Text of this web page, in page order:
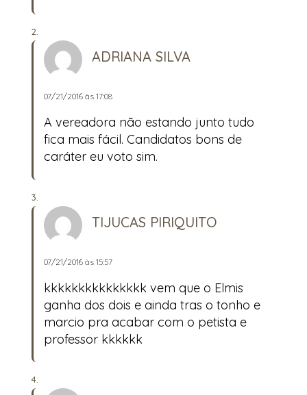
ADRIANA SILVA
07/21/2016 às 17:08
A vereadora não estando junto tudo
fica mais fácil. Candidatos bons de
caráter eu voto sim.
TIJUCAS PIRIQUITO
07/21/2016 às 15:57
kkkkkkkkkkkkkkk vem que o Elmis
ganha dos dois e ainda tras o tonho e
marcio pra acabar com o petista e
professor kkkkkk